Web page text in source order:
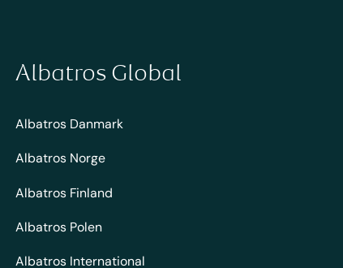
Albatros Global
Albatros Danmark
Albatros Norge
Albatros Finland
Albatros Polen
Albatros International